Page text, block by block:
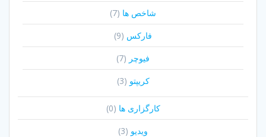
شاخص ها (7)
فارکس (9)
فیوچر (7)
کریپتو (3)
کارگزاری ها (0)
ویدیو (3)